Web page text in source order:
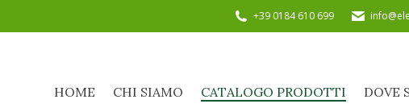
+39 0184 610 699
HOME CHI SIAMO CATALOGO PRODOTTI DOVE
HOME CHI SIAMO CATALOGO PRODOTTI